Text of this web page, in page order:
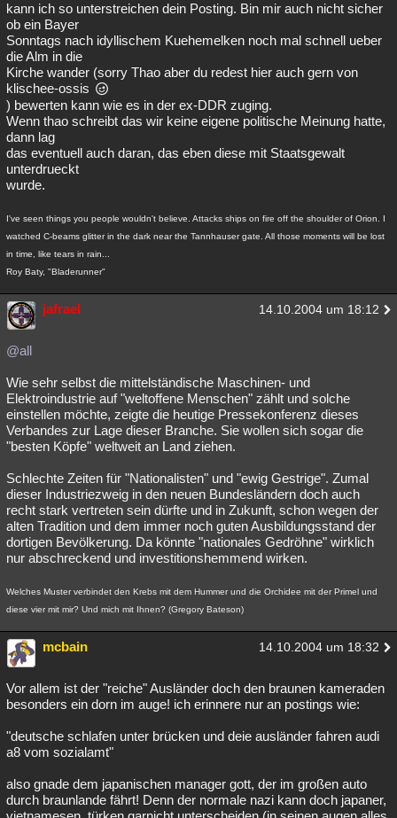
kann ich so unterstreichen dein Posting. Bin mir auch nicht sicher
ob ein Bayer
Sonntags nach idyllischem Kuehemelken noch mal schnell ueber
die Alm in die
Kirche wander (sorry Thao aber du redest hier auch gern von
klischee-ossis
) bewerten kann wie es in der ex-DDR zuging.
Wenn thao schreibt das wir keine eigene politische Meinung hatte,
dann lag
das eventuell auch daran, das eben diese mit Staatsgewalt
unterdrueckt
wurde.
I've seen things you people wouldn't believe. Attacks ships on fire off the shoulder of Orion. I
watched C-beams glitter in the dark near the Tannhauser gate. All those moments will be lost
in time, like tears in rain...
Roy Baty, "Bladerunner"
jafrael 14.10.2004 um 18:12
@all
Wie sehr selbst die mittelständische Maschinen- und
Elektroindustrie auf "weltoffene Menschen" zählt und solche
einstellen möchte, zeigte die heutige Pressekonferenz dieses
Verbandes zur Lage dieser Branche. Sie wollen sich sogar die
"besten Köpfe" weltweit an Land ziehen.
Schlechte Zeiten für "Nationalisten" und "ewig Gestrige". Zumal
dieser Industriezweig in den neuen Bundesländern doch auch
recht stark vertreten sein dürfte und in Zukunft, schon wegen der
alten Tradition und dem immer noch guten Ausbildungsstand der
dortigen Bevölkerung. Da könnte "nationales Gedröhne" wirklich
nur abschreckend und investitionshemmend wirken.
Welches Muster verbindet den Krebs mit dem Hummer und die Orchidee mit der Primel und
diese vier mit mir? Und mich mit Ihnen? (Gregory Bateson)
mcbain 14.10.2004 um 18:32
Vor allem ist der "reiche" Ausländer doch den braunen kameraden
besonders ein dorn im auge! ich erinnere nur an postings wie:
"deutsche schlafen unter brücken und deie ausländer fahren audi
a8 vom sozialamt"
also gnade dem japanischen manager gott, der im großen auto
durch braunlande fährt! Denn der normale nazi kann doch japaner,